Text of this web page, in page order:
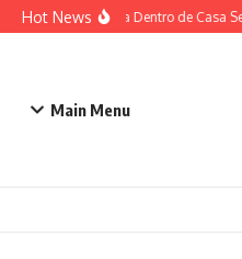
Ir para o conteúdo
Hot News
Plantas para Dentro de Casa
Main Menu